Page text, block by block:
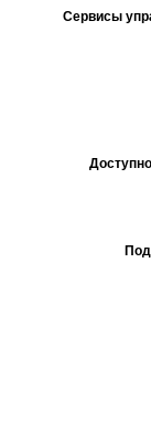
Сервисы